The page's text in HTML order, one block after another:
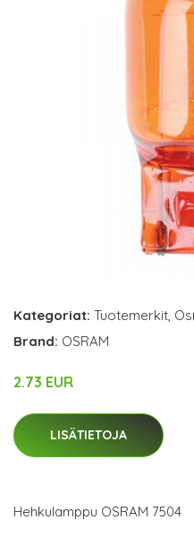
Kategoriat: Tuotemerkit,
Brand: OSRAM
2.73 EUR
LISÄTIETOJA
Hehkulamppu OSRAM 7504